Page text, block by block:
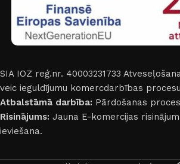
SIA IOZ reģ.nr. 40003231733
veic ieguldījumu komercdarbības
Atbalstāmā darbība: Pārdošanas
Risinājums: Jauna E-komercijas
ieviešana.